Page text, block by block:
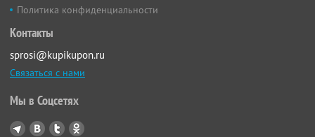
Политика конфиденциальности
Контакты
sprosi@kupikupon.ru
Связаться с нами
Мы в Соцсетях